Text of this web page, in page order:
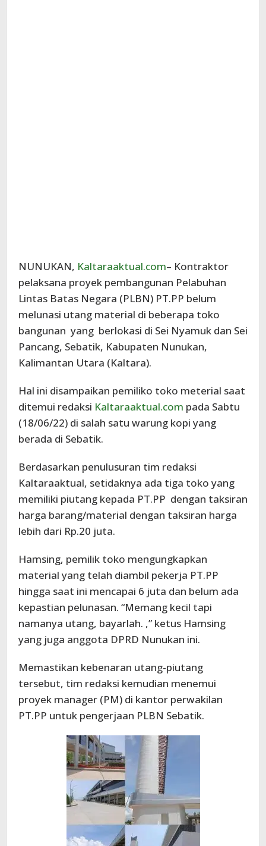
NUNUKAN, Kaltaraaktual.com– Kontraktor
pelaksana proyek pembangunan Pelabuhan
Lintas Batas Negara (PLBN) PT.PP belum
melunasi utang material di beberapa toko
bangunan yang berlokasi di Sei Nyamuk dan Sei
Pancang, Sebatik, Kabupaten Nunukan,
Kalimantan Utara (Kaltara).
Hal ini disampaikan pemiliko toko meterial saat
ditemui redaksi Kaltaraaktual.com pada Sabtu
(18/06/22) di salah satu warung kopi yang
berada di Sebatik.
Berdasarkan penulusuran tim redaksi
Kaltaraaktual, setidaknya ada tiga toko yang
memiliki piutang kepada PT.PP dengan taksiran
harga barang/material dengan taksiran harga
lebih dari Rp.20 juta.
Hamsing, pemilik toko mengungkapkan
material yang telah diambil pekerja PT.PP
hingga saat ini mencapai 6 juta dan belum ada
kepastian pelunasan. “Memang kecil tapi
namanya utang, bayarlah. ,” ketus Hamsing
yang juga anggota DPRD Nunukan ini.
Memastikan kebenaran utang-piutang
tersebut, tim redaksi kemudian menemui
proyek manager (PM) di kantor perwakilan
PT.PP untuk pengerjaan PLBN Sebatik.